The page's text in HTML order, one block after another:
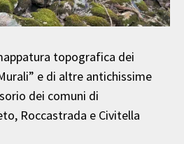
topografica dei
e di altre antichissime
dei comuni di
Roccastrada e Civitella